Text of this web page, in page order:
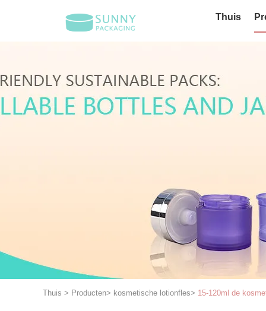
Thuis
Thuis > Producten> kosmetische lotionfles> 15-120ml de